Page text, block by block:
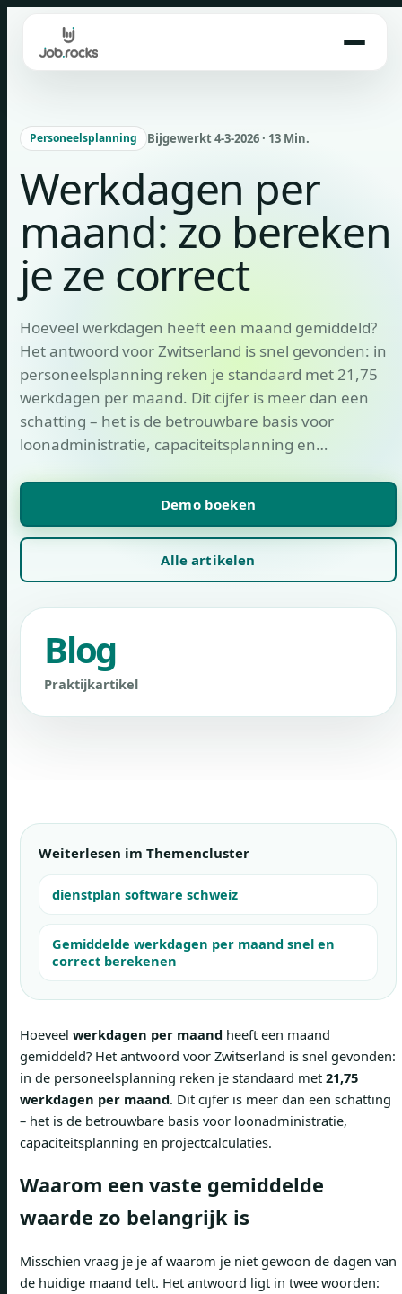
content
Personeelsplanning Bijgewerkt 4-3-2026 · 13 Min.
Werkdagen per
maand: zo bereken
je ze correct
Hoeveel werkdagen heeft een maand gemiddeld?
Het antwoord voor Zwitserland is snel gevonden: in
personeelsplanning reken je standaard met 21,75
werkdagen per maand. Dit cijfer is meer dan een
schatting – het is de betrouwbare basis voor
loonadministratie, capaciteitsplanning en…
Demo boeken
Alle artikelen
Blog
Praktijkartikel
Weiterlesen im Themencluster
dienstplan software schweiz
Gemiddelde werkdagen per maand snel en
correct berekenen
Hoeveel werkdagen per maand heeft een maand
gemiddeld? Het antwoord voor Zwitserland is snel gevonden:
in de personeelsplanning reken je standaard met 21,75
werkdagen per maand. Dit cijfer is meer dan een schatting
– het is de betrouwbare basis voor loonadministratie,
capaciteitsplanning en projectcalculaties.
Waarom een vaste gemiddelde
waarde zo belangrijk is
Misschien vraag je je af waarom je niet gewoon de dagen van
de huidige maand telt. Het antwoord ligt in twee woorden: